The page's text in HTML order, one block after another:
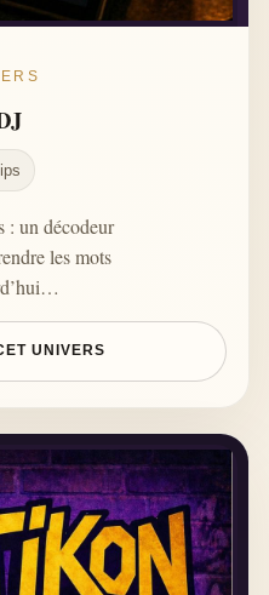
: un décodeur
les mots
UNIVERS